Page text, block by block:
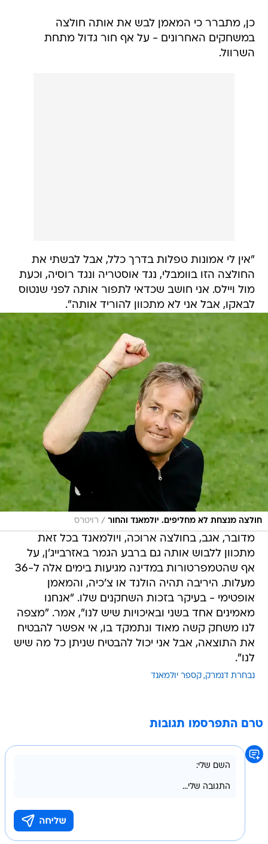
כן, מתברר כי המאמן לבש את אותה חולצה
במשחקים האחרונים - על אף חור גדול מתחת
השרוול.
"אין לי אמונות טפלות בדרך כלל, אבל לבשתי את
החולצה הזו בוומבלי, נגד אוסטריה ונגד רוסיה, וכעת
מול ויילס. אני חושב שכדאי לתפור אותה לפני שנטוס
לבאקו, אבל אני לא מתכוון להוריד אותה".
חולצה מנצחת לא מחליפים. יולמאנד והחור / רויטרס
מדובר, אגב, בחולצה ארוכה, ויולמאנד בכל זאת
מתכוון ללבוש אותה גם ברבע הגמר באזרבייג'ן, על
אף שהטמפרטורות במדינה מגיעות בימים אלה ל-36
מעלות. היריבה תהיה הולנד או צ'כיה, והמאמן
אופטימי - בעיקר בזכות השחקנים שלו. "אנחנו
מאמינים אחד בשני ובאיכויות שיש לנו", אמר. "מצפה
לנו משחק קשה מאוד ונתמקד בו, אי אפשר להבטיח
את התוצאה, אבל אני יכול להבטיח שניתן כל מה שיש
לנו".
נבחרת דנמרק קספר יולמאנד
טרם התפרסמו תגובות